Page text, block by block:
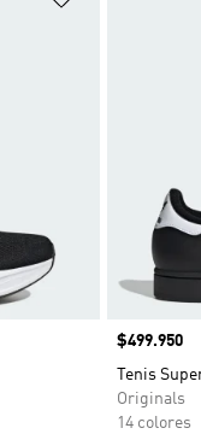
Precio
$499.950
Tenis
Originals
14 colores